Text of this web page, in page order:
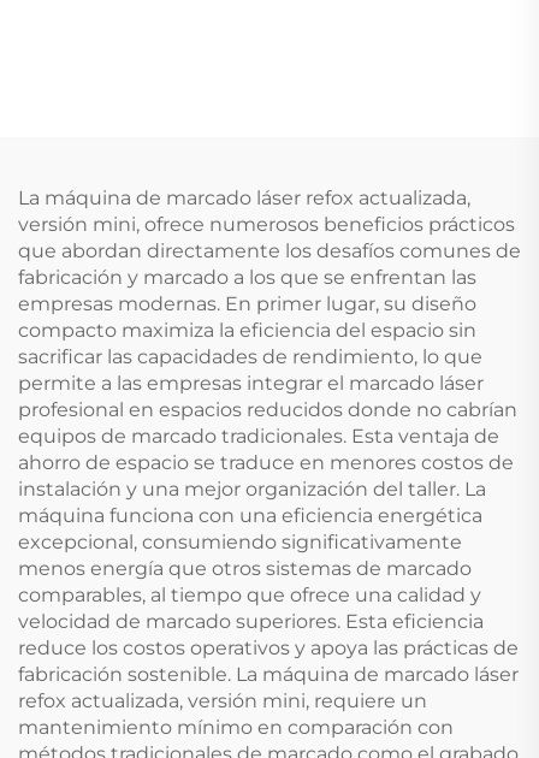
La máquina de marcado láser refox actualizada,
versión mini, ofrece numerosos beneficios prácticos
que abordan directamente los desafíos comunes de
fabricación y marcado a los que se enfrentan las
empresas modernas. En primer lugar, su diseño
compacto maximiza la eficiencia del espacio sin
sacrificar las capacidades de rendimiento, lo que
permite a las empresas integrar el marcado láser
profesional en espacios reducidos donde no cabrían
equipos de marcado tradicionales. Esta ventaja de
ahorro de espacio se traduce en menores costos de
instalación y una mejor organización del taller. La
máquina funciona con una eficiencia energética
excepcional, consumiendo significativamente
menos energía que otros sistemas de marcado
comparables, al tiempo que ofrece una calidad y
velocidad de marcado superiores. Esta eficiencia
reduce los costos operativos y apoya las prácticas de
fabricación sostenible. La máquina de marcado láser
refox actualizada, versión mini, requiere un
mantenimiento mínimo en comparación con